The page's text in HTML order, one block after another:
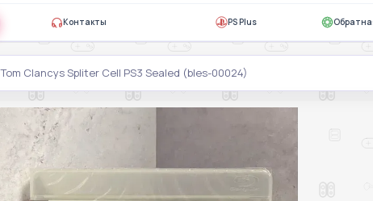
Контакты PS Plus
Tom Clancys Spliter Cell PS3 Sealed (bles-00024)